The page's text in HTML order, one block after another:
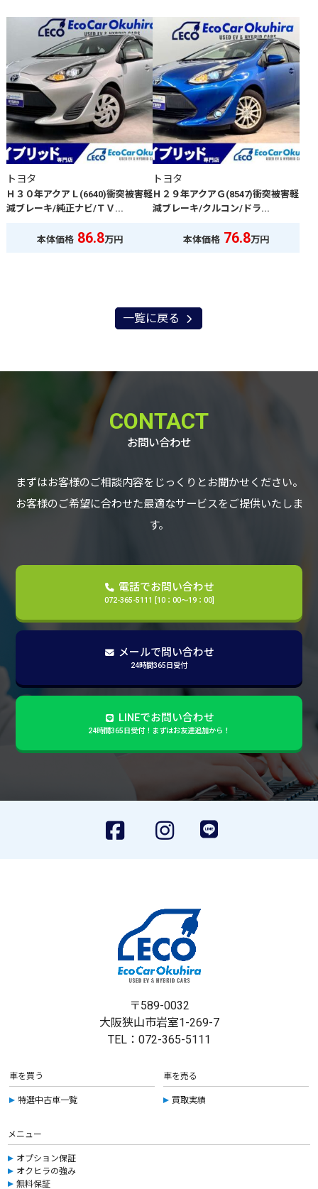
トヨタ
Ｈ３０年アクアＬ(6640)衝突被害軽
減ブレーキ/純正ナビ/ＴＶ...
本体価格 86.8万円
トヨタ
Ｈ２９年アクアＧ(8547)衝突被害軽
減ブレーキ/クルコン/ドラ...
本体価格 76.8万円
一覧に戻る
CONTACT
お問い合わせ
まずはお客様のご相談内容をじっくりとお聞かせください。
お客様のご希望に合わせた最適なサービスをご提供いたしま
す。
電話でお問い合わせ
072-365-5111 [10：00～19：00]
メールで問い合わせ
24時間365日受付
LINEでお問い合わせ
24時間365日受付！まずはお友達追加から！
〒589-0032
大阪狭山市岩室1-269-7
TEL：072-365-5111
車を買う
特選中古車一覧
車を売る
買取実績
メニュー
オプション保証
オクヒラの強み
無料保証